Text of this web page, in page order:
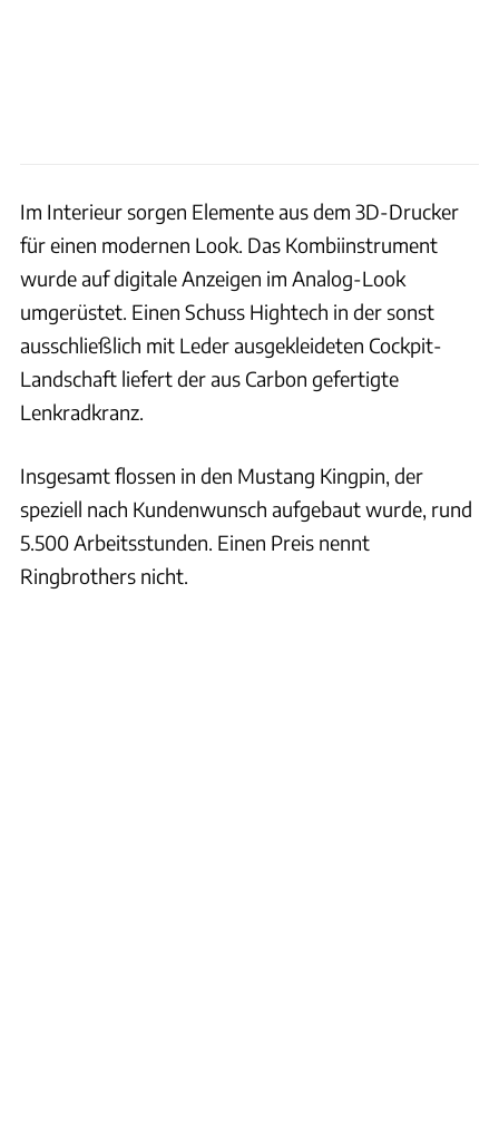
Im Interieur sorgen Elemente aus dem 3D-Drucker
für einen modernen Look. Das Kombiinstrument
wurde auf digitale Anzeigen im Analog-Look
umgerüstet. Einen Schuss Hightech in der sonst
ausschließlich mit Leder ausgekleideten Cockpit-
Landschaft liefert der aus Carbon gefertigte
Lenkradkranz.
Insgesamt flossen in den Mustang Kingpin, der
speziell nach Kundenwunsch aufgebaut wurde, rund
5.500 Arbeitsstunden. Einen Preis nennt
Ringbrothers nicht.